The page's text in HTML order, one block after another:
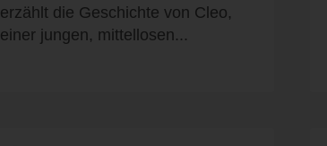
erzählt die Geschichte von Cleo,
einer jungen, mittellosen...